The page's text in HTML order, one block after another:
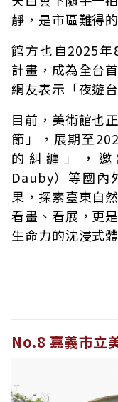
靜，是市區難得
館方也自2025年
計畫，成為全台
網友表示「夜遊
目前，美術館也
節」，展期至
的糾纏」，
Dauby）等國內
果，探索臺東自
看畫、看展，更
生命力的沈浸式
No.8 嘉義市立